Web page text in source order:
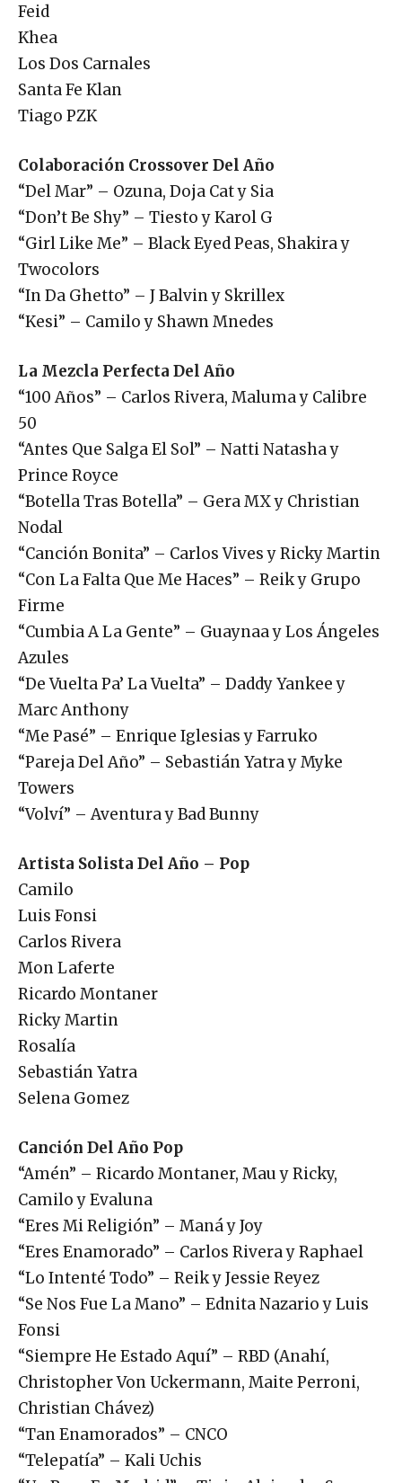
Feid
Khea
Los Dos Carnales
Santa Fe Klan
Tiago PZK
Colaboración Crossover Del Año
“Del Mar” – Ozuna, Doja Cat y Sia
“Don’t Be Shy” – Tiesto y Karol G
“Girl Like Me” – Black Eyed Peas, Shakira y
Twocolors
“In Da Ghetto” – J Balvin y Skrillex
“Kesi” – Camilo y Shawn Mnedes
La Mezcla Perfecta Del Año
“100 Años” – Carlos Rivera, Maluma y Calibre
50
“Antes Que Salga El Sol” – Natti Natasha y
Prince Royce
“Botella Tras Botella” – Gera MX y Christian
Nodal
“Canción Bonita” – Carlos Vives y Ricky Martin
“Con La Falta Que Me Haces” – Reik y Grupo
Firme
“Cumbia A La Gente” – Guaynaa y Los Ángeles
Azules
“De Vuelta Pa’ La Vuelta” – Daddy Yankee y
Marc Anthony
“Me Pasé” – Enrique Iglesias y Farruko
“Pareja Del Año” – Sebastián Yatra y Myke
Towers
“Volví” – Aventura y Bad Bunny
Artista Solista Del Año – Pop
Camilo
Luis Fonsi
Carlos Rivera
Mon Laferte
Ricardo Montaner
Ricky Martin
Rosalía
Sebastián Yatra
Selena Gomez
Canción Del Año Pop
“Amén” – Ricardo Montaner, Mau y Ricky,
Camilo y Evaluna
“Eres Mi Religión” – Maná y Joy
“Eres Enamorado” – Carlos Rivera y Raphael
“Lo Intenté Todo” – Reik y Jessie Reyez
“Se Nos Fue La Mano” – Ednita Nazario y Luis
Fonsi
“Siempre He Estado Aquí” – RBD (Anahí,
Christopher Von Uckermann, Maite Perroni,
Christian Chávez)
“Tan Enamorados” – CNCO
“Telepatía” – Kali Uchis